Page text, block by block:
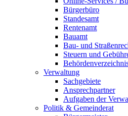
Bürgerbüro
Standesamt
Rentenamt
Bauamt
Bau- und
Steuern und
Verwaltung
Sachgebiete
Ansprechpartner
Aufgaben der
Politik & Gemeinderat